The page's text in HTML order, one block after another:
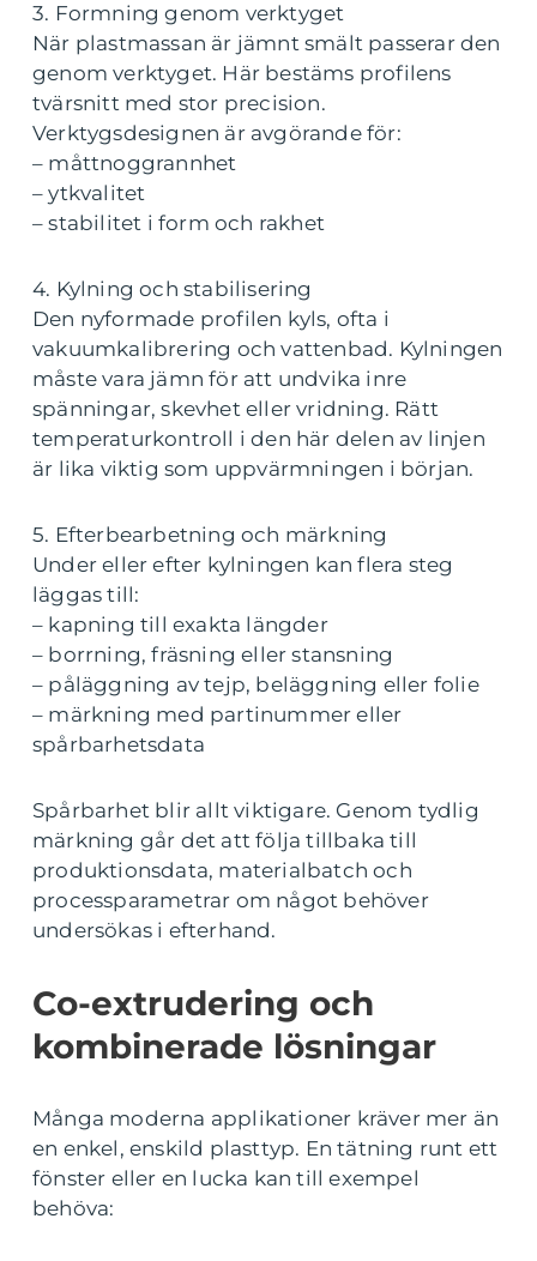
3. Formning genom verktyget
När plastmassan är jämnt smält passerar den
genom verktyget. Här bestäms profilens
tvärsnitt med stor precision.
Verktygsdesignen är avgörande för:
– måttnoggrannhet
– ytkvalitet
– stabilitet i form och rakhet
4. Kylning och stabilisering
Den nyformade profilen kyls, ofta i
vakuumkalibrering och vattenbad. Kylningen
måste vara jämn för att undvika inre
spänningar, skevhet eller vridning. Rätt
temperaturkontroll i den här delen av linjen
är lika viktig som uppvärmningen i början.
5. Efterbearbetning och märkning
Under eller efter kylningen kan flera steg
läggas till:
– kapning till exakta längder
– borrning, fräsning eller stansning
– påläggning av tejp, beläggning eller folie
– märkning med partinummer eller
spårbarhetsdata
Spårbarhet blir allt viktigare. Genom tydlig
märkning går det att följa tillbaka till
produktionsdata, materialbatch och
processparametrar om något behöver
undersökas i efterhand.
Co-extrudering och
kombinerade lösningar
Många moderna applikationer kräver mer än
en enkel, enskild plasttyp. En tätning runt ett
fönster eller en lucka kan till exempel
behöva: